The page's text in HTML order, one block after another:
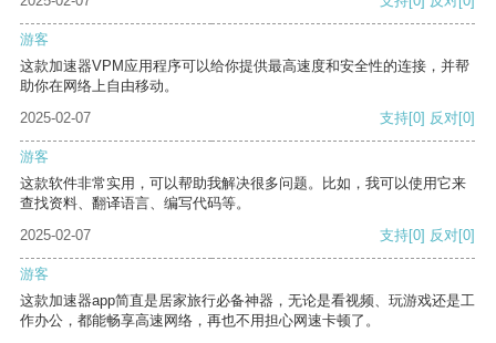
游客
这款加速器VPM应用程序可以给你提供最高速度和安全性的连接，并帮
助你在网络上自由移动。
2025-02-07
支持[0] 反对[0]
游客
这款软件非常实用，可以帮助我解决很多问题。比如，我可以使用它来
查找资料、翻译语言、编写代码等。
2025-02-07
支持[0] 反对[0]
游客
这款加速器app简直是居家旅行必备神器，无论是看视频、玩游戏还是工
作办公，都能畅享高速网络，再也不用担心网速卡顿了。